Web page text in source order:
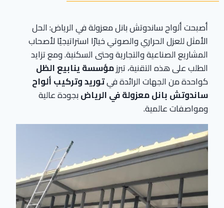
أصبحت ألواح ساندوتش بانل معزولة في الرياض: الحل
الأمثل للعزل الحراري والصوتي خيارًا استراتيجيًا لأصحاب
المشاريع الصناعية والتجارية وحتى السكنية. ومع تزايد
الطلب على هذه التقنية، تبرزمؤسسة ينابيع الظل
كواحدة من الجهات الرائدة فيتوريد وتركيب ألواح
ساندوتش بانل معزولة في الرياضبجودة عالية
ومواصفات عالمية.